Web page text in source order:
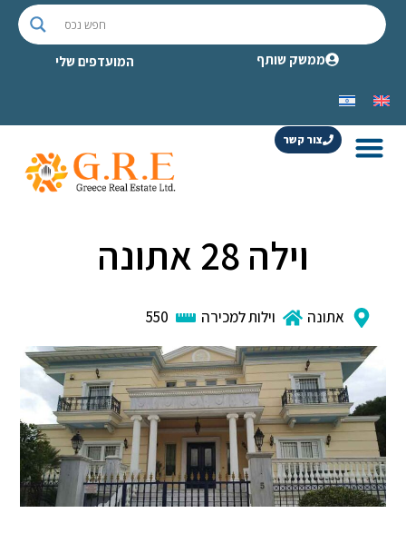
ממשק שותף המועדפים שלי
צור קשר
וילה 28 אתונה
אתונה וילות למכירה 550